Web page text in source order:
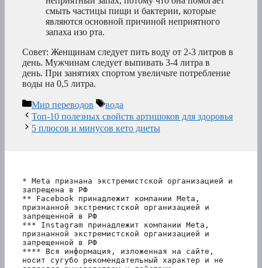
смыть частицы пищи и бактерии, которые
являются основной причиной неприятного
запаха изо рта.
Совет: Женщинам следует пить воду от 2-3 литров в
день. Мужчинам следует выпивать 3-4 литра в
день. При занятиях спортом увеличьте потребление
воды на 0,5 литра.
Рубрики
Мир переводов Метки
вода
Топ-10 полезных свойств артишоков для здоровья
5 плюсов и минусов кето диеты
* Meta признана экстремистской организацией и
запрещена в РФ
** Facebook принадлежит компании Meta,
признанной экстремистской организацией и
запрещенной в РФ
*** Instagram принадлежит компании Meta,
признанной экстремистской организацией и
запрещенной в РФ
**** Вся информация, изложенная на сайте,
носит сугубо рекомендательный характер и не